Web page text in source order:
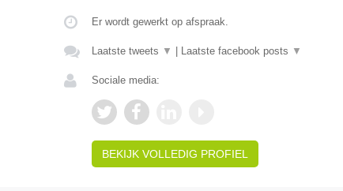
Er wordt gewerkt op afspraak.
Laatste tweets ▼ Laatste facebook posts ▼
Sociale media:
BEKIJK VOLLEDIG PROFIEL